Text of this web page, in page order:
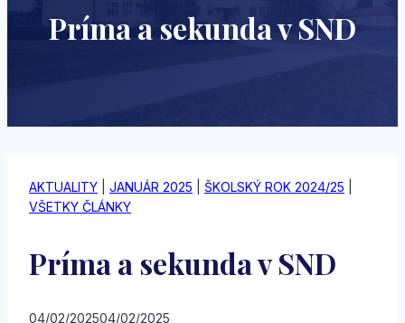
Príma a sekunda v SND
AKTUALITY JANUÁR 2025 ŠKOLSKÝ ROK 2024/25
VŠETKY ČLÁNKY
Príma a sekunda v SND
04/02/202504/02/2025